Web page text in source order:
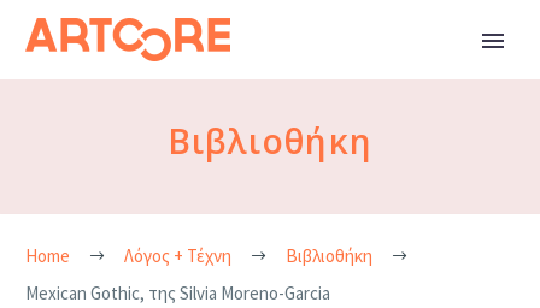
Βιβλιοθήκη
Home Λόγος + Τέχνη
Βιβλιοθήκη
Mexican Gothic, της Silvia Moreno-Garcia